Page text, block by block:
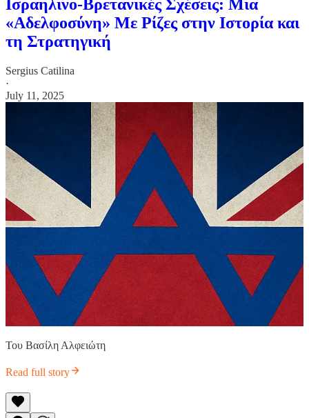
Ισραηλινο-Βρετανικές Σχέσεις: Μια
«Αδελφοσύνη» Με Ρίζες στην Ιστορία και
τη Στρατηγική
Sergius Catilina
·
July 11, 2025
Του Βασίλη Αλφειώτη
Read full story